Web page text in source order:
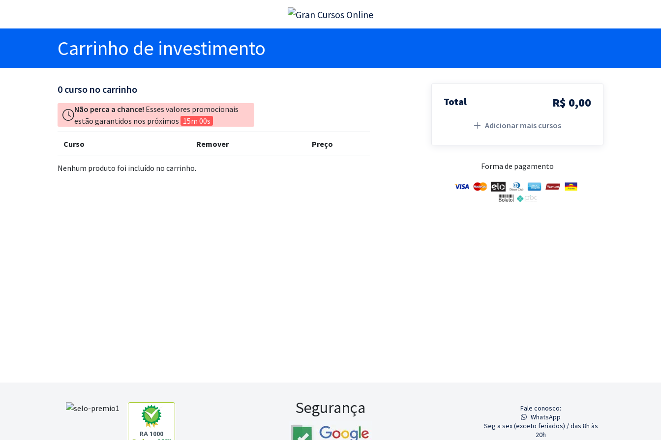
Carrinho de investimento
0 curso no carrinho
Não perca a chance! Esses valores promocionais
estão garantidos nos próximos 15m 00s
Curso Remover Preço
Nenhum produto foi incluído no carrinho.
Total R$ 0,00
Adicionar mais cursos
Forma de pagamento
RA 1000
Segurança
Fale conosco:
WhatsApp
Seg a sex (exceto feriados) / das 8h às
20h